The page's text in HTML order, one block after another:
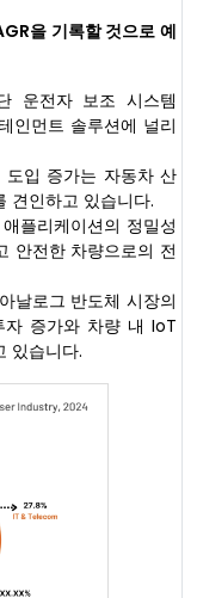
을 기록할 것으로 예
운전자 보조 시스템
인먼트 솔루션에 널리
입 증가는 자동차 산
견인하고 있습니다.
플리케이션의 정밀성
안전한 차량으로의 전
날로그 반도체 시장의
자 증가와 차량 내 IoT
있습니다.